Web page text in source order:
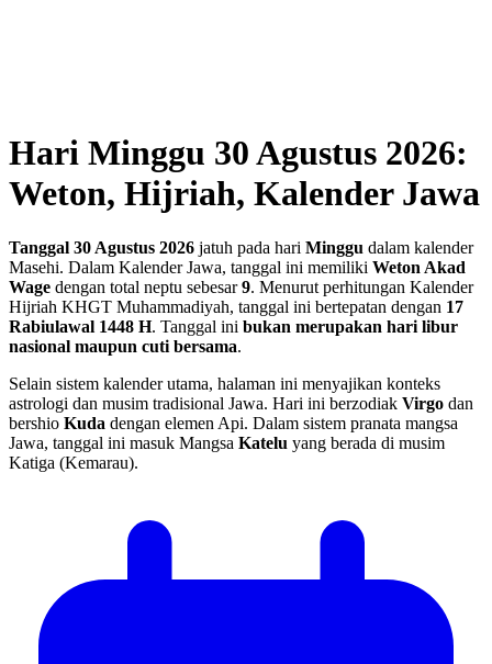
Hari Minggu 30 Agustus 2026:
Weton, Hijriah, Kalender Jawa
Tanggal 30 Agustus 2026 jatuh pada hari Minggu dalam kalender
Masehi. Dalam Kalender Jawa, tanggal ini memiliki Weton Akad
Wage dengan total neptu sebesar9. Menurut perhitungan Kalender
Hijriah KHGT Muhammadiyah, tanggal ini bertepatan dengan 17
Rabiulawal 1448 H. Tanggal ini bukan merupakan hari libur
nasional maupun cuti bersama.
Selain sistem kalender utama, halaman ini menyajikan konteks
astrologi dan musim tradisional Jawa. Hari ini berzodiak Virgo dan
bershio Kuda dengan elemen Api. Dalam sistem pranata mangsa
Jawa, tanggal ini masuk Mangsa Katelu yang berada di musim
Katiga (Kemarau).